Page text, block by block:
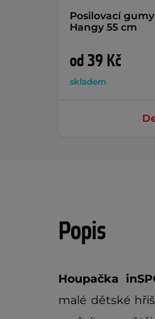
Posilovací
Hangy 55 cm
od 39 Kč
skladem
Popis
Houpačka
malé dětské